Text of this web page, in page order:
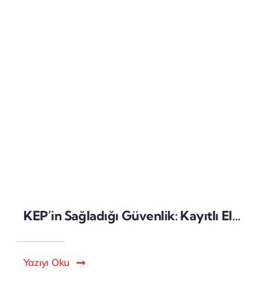
KEP’in Sağladığı Güvenlik: Kayıtlı Elektronik Posta Sisteminin Özellikleri
Yazıyı Oku